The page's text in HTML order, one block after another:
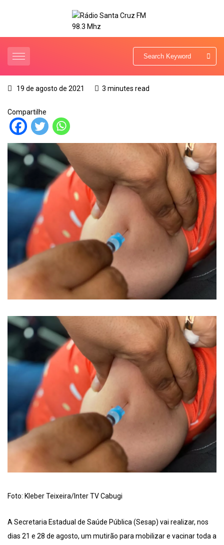
19 de agosto de 2021 3 minutes read
Compartilhe
Foto: Kleber Teixeira/Inter TV Cabugi
A Secretaria Estadual de Saúde Pública (Sesap) vai realizar, nos
dias 21 e 28 de agosto, um mutirão para mobilizar e vacinar toda a